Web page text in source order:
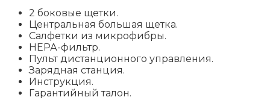
2 боковые щетки.
Центральная большая щетка.
Салфетки из микрофибры.
НЕРА-фильтр.
Пульт дистанционного управления.
Зарядная станция.
Инструкция.
Гарантийный талон.